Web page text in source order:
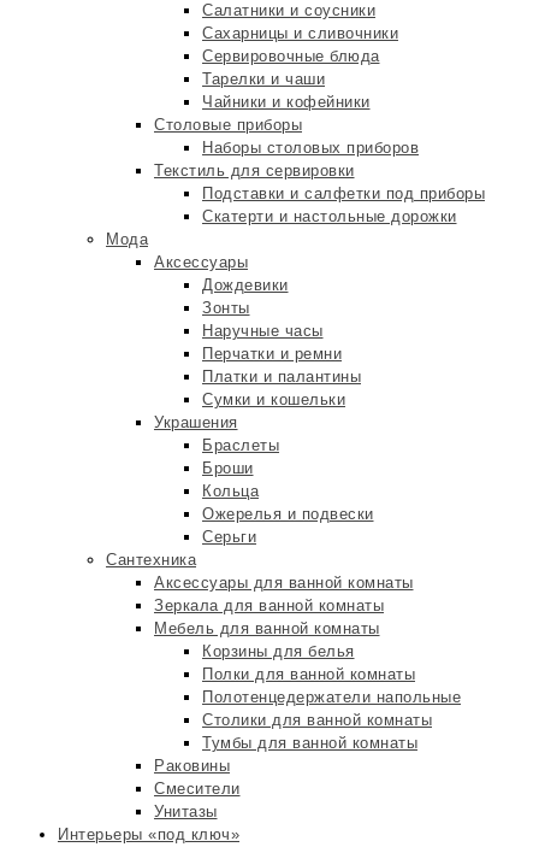
Салатники и соусники
Сахарницы и сливочники
Сервировочные блюда
Тарелки и чаши
Чайники и кофейники
Столовые приборы
Наборы столовых приборов
Текстиль для сервировки
Подставки и салфетки под приборы
Скатерти и настольные дорожки
Мода
Аксессуары
Дождевики
Зонты
Наручные часы
Перчатки и ремни
Платки и палантины
Сумки и кошельки
Украшения
Браслеты
Броши
Кольца
Ожерелья и подвески
Серьги
Сантехника
Аксессуары для ванной комнаты
Зеркала для ванной комнаты
Мебель для ванной комнаты
Корзины для белья
Полки для ванной комнаты
Полотенцедержатели напольные
Столики для ванной комнаты
Тумбы для ванной комнаты
Раковины
Смесители
Унитазы
Интерьеры «под ключ»